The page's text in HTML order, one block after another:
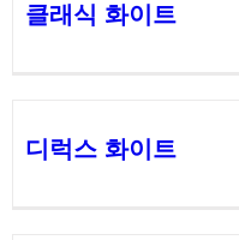
클래식 화이트
디럭스 화이트